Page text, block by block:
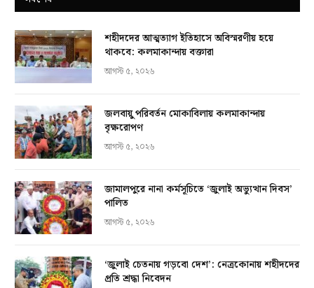
শহীদদের আত্মত্যাগ ইতিহাসে অবিস্মরণীয় হয়ে
থাকবে: কলমাকান্দায় বক্তারা
আগস্ট ৫, ২০২৬
জলবায়ু পরিবর্তন মোকাবিলায় কলমাকান্দায়
বৃক্ষরোপণ
আগস্ট ৫, ২০২৬
জামালপুরে নানা কর্মসূচিতে ‘জুলাই অভ্যুত্থান দিবস’
পালিত
আগস্ট ৫, ২০২৬
‘জুলাই চেতনায় গড়বো দেশ’: নেত্রকোনায় শহীদদের
প্রতি শ্রদ্ধা নিবেদন